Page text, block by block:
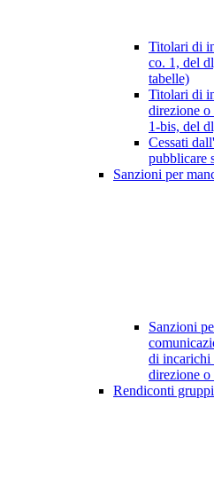
Titolari di
co. 1, del
tabelle)
Titolari di
direzione
1-bis, del
Cessati
pubblicare
Sanzioni per
Sanzioni
di incarichi
direzione
Rendiconti